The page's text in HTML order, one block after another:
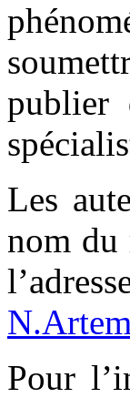
publier
Les
nom du
Pour